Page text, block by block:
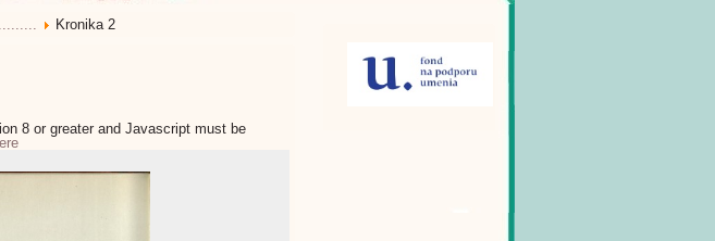
Kronika 2
8 or greater and Javascript must be